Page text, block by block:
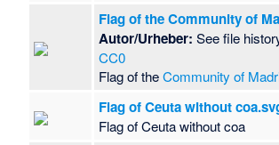
Flag of the Community of
Autor/Urheber: See file
CC0
Flag of theCommunity of
Flag of Ceuta without
Flag of Ceuta without coa